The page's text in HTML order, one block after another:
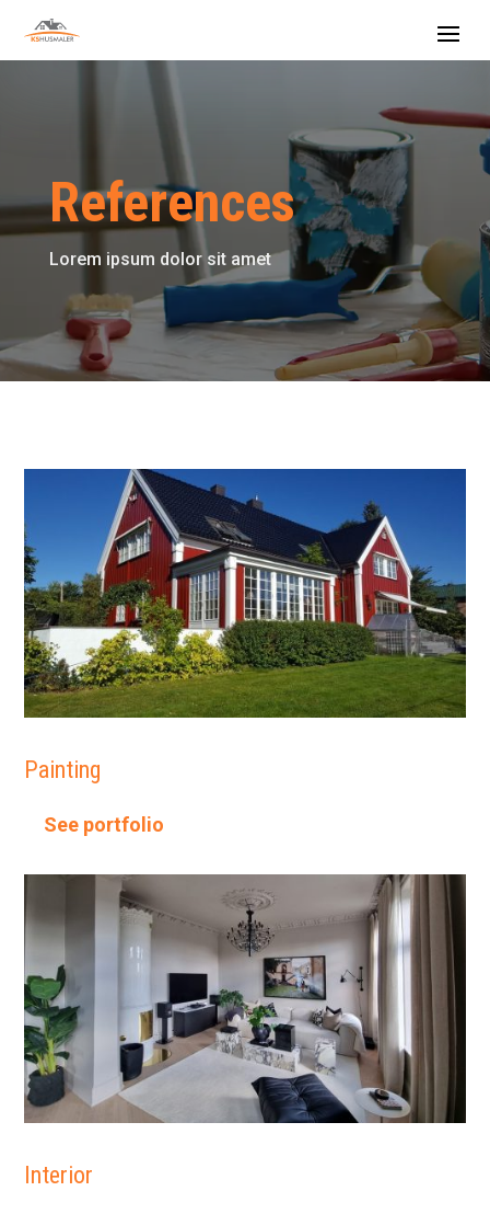
References
Lorem ipsum dolor sit amet
Painting
See portfolio
Interior